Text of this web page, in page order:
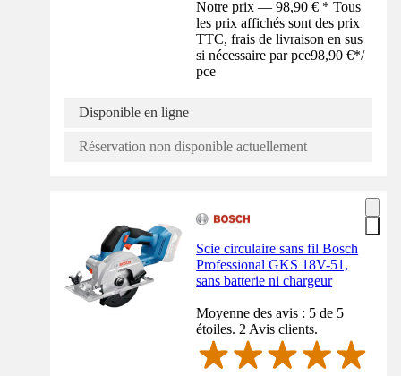
Notre prix — 98,90 € * Tous
les prix affichés sont des prix
TTC, frais de livraison en sus
si nécessaire par pce98,90 €*/
pce
Disponible en ligne
Réservation non disponible actuellement
Scie circulaire sans fil Bosch
Professional GKS 18V-51,
sans batterie ni chargeur
Moyenne des avis : 5 de 5
étoiles. 2 Avis clients.